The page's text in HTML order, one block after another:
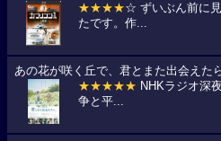
★★★★☆ ずいぶん前に
たです。作...
あの花が咲く丘で、君とまた出会えたら
★★★★★ NHKラジオ深
争と平...